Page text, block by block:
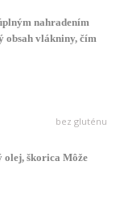
nahradením
obsah vlákniny, čím
bez gluténu
olej, škorica Môže